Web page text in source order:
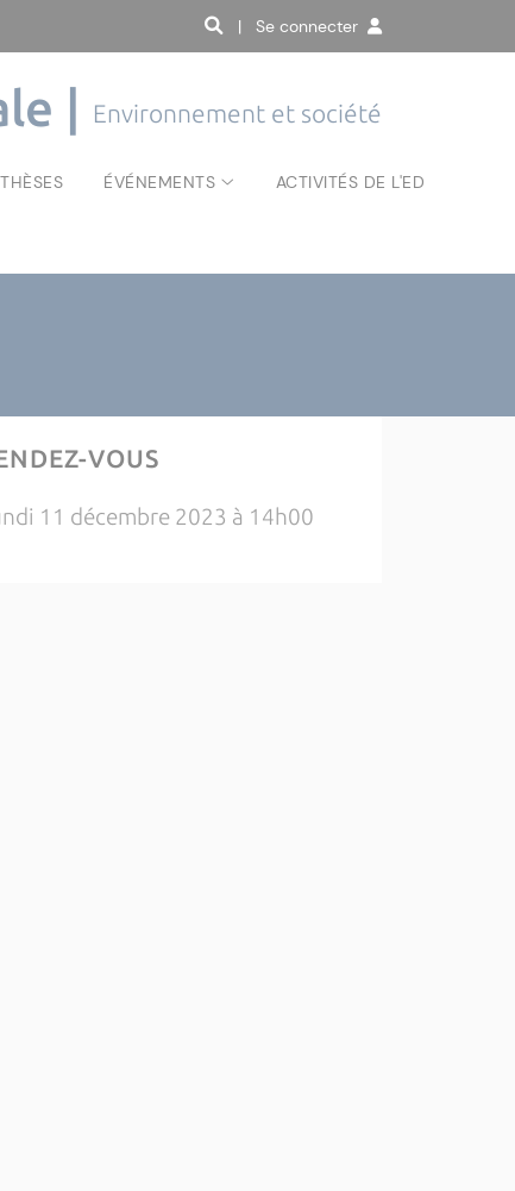
| Se connecter
| Environnement et société
ÉVÉNEMENTS ACTIVITÉS DE L'ED
VOUS
11 décembre 2023 à 14h00